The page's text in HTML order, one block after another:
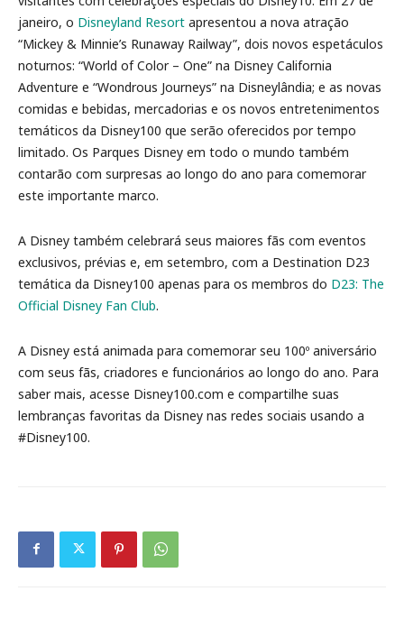
janeiro, o Disneyland Resort apresentou a nova atração
“Mickey & Minnie’s Runaway Railway”, dois novos espetáculos
noturnos: “World of Color – One” na Disney California
Adventure e “Wondrous Journeys” na Disneylândia; e as novas
comidas e bebidas, mercadorias e os novos entretenimentos
temáticos da Disney100 que serão oferecidos por tempo
limitado. Os Parques Disney em todo o mundo também
contarão com surpresas ao longo do ano para comemorar
este importante marco.
A Disney também celebrará seus maiores fãs com eventos
exclusivos, prévias e, em setembro, com a Destination D23
temática da Disney100 apenas para os membros do D23: The
Official Disney Fan Club.
A Disney está animada para comemorar seu 100º aniversário
com seus fãs, criadores e funcionários ao longo do ano. Para
saber mais, acesse Disney100.com e compartilhe suas
lembranças favoritas da Disney nas redes sociais usando a
#Disney100.